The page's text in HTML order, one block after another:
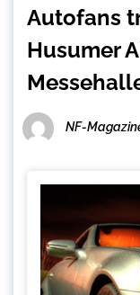
Autofans
Husumer
NF-